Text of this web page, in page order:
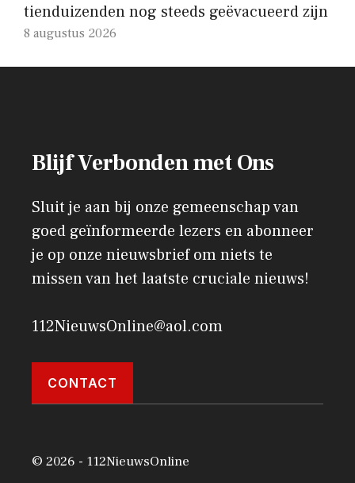
tienduizenden nog steeds geëvacueerd zijn
8 augustus 2026
Blijf Verbonden met Ons
Sluit je aan bij onze gemeenschap van
goed geïnformeerde lezers en abonneer
je op onze nieuwsbrief om niets te
missen van het laatste cruciale nieuws!
112NieuwsOnline@aol.com
CONTACT
© 2026 - 112NieuwsOnline